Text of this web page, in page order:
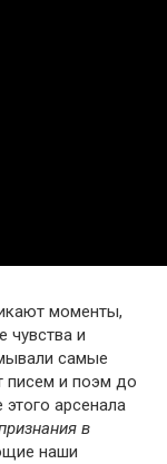
моменты,
чувства и
самые
писем и поэм до
арсенала
в
наши